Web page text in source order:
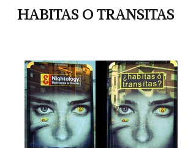
HABITAS O TRANSITAS